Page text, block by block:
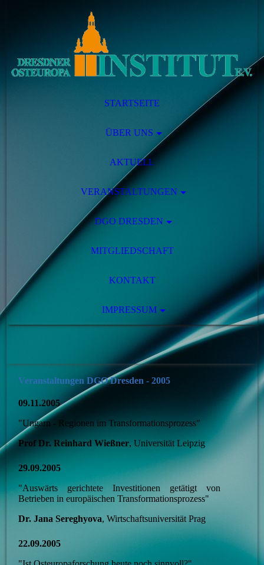
STARTSEITE
ÜBER UNS
AKTUELL
VERANSTALTUNGEN
DGO DRESDEN
MITGLIEDSCHAFT
KONTAKT
IMPRESSUM
Veranstaltungen DGO Dresden - 2005
09.11.2005
"Ungarn - Regionen im Transformationsprozess"
Prof Dr. Reinhard Wießner, Universität Leipzig
29.09.2005
"Auswärts gerichtete Investitionen getätigt von
Betrieben in europäischen Transformationsprozess"
Dr. Jana Sereghyova, Wirtschaftsuniversität Prag
22.09.2005